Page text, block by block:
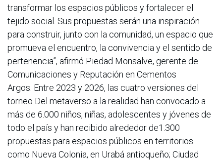
transformar los espacios públicos y fortalecer el
tejido social. Sus propuestas serán una inspiración
para construir, junto con la comunidad, un espacio que
promueva el encuentro, la convivencia y el sentido de
pertenencia”, afirmó Piedad Monsalve, gerente de
Comunicaciones y Reputación en Cementos
Argos. Entre 2023 y 2026, las cuatro versiones del
torneo Del metaverso a la realidad han convocado a
más de 6.000 niños, niñas, adolescentes y jóvenes de
todo el país y han recibido alrededor de1.300
propuestas para espacios públicos en territorios
como Nueva Colonia, en Urabá antioqueño; Ciudad